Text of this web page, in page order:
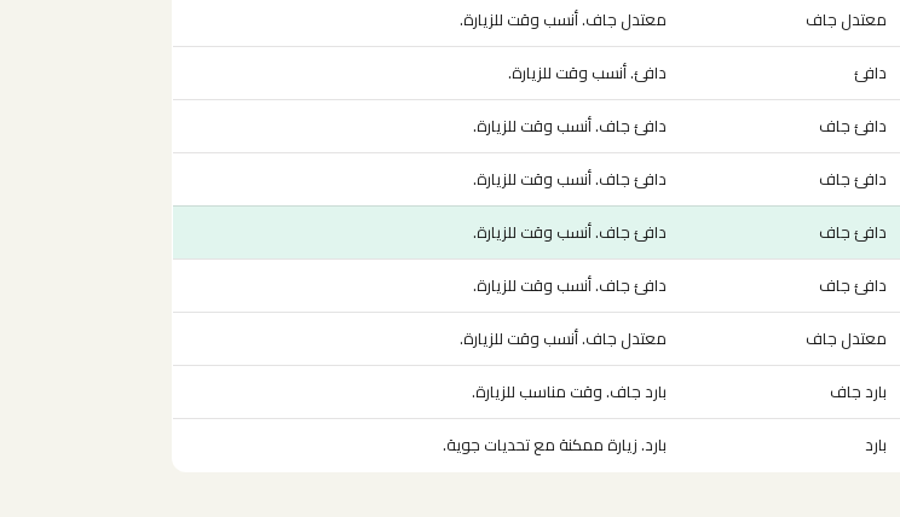
معتدل جاف
معتدل جاف. أنسب وقت للزيارة.
دافئ
دافئ. أنسب وقت للزيارة.
دافئ جاف
دافئ جاف. أنسب وقت للزيارة.
دافئ جاف
دافئ جاف. أنسب وقت للزيارة.
دافئ جاف
دافئ جاف. أنسب وقت للزيارة.
دافئ جاف
دافئ جاف. أنسب وقت للزيارة.
معتدل جاف
معتدل جاف. أنسب وقت للزيارة.
بارد جاف
بارد جاف. وقت مناسب للزيارة.
بارد بارد. زيارة ممكنة مع تحديات جوية.